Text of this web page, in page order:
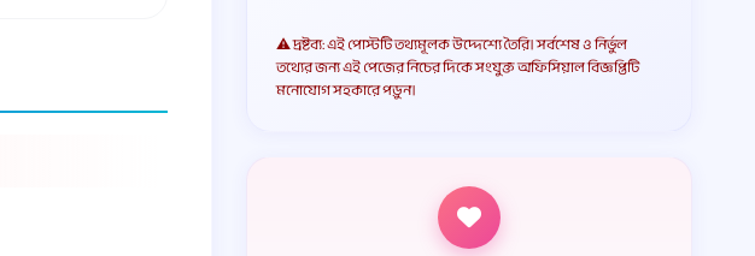
⚠️ দ্রষ্টব্য: এই পোস্টটি তথ্যমূলক উদ্দেশ্যে তৈরি। সর্বশেষ ও নির্ভুল
তথ্যের জন্য এই পেজের নিচের দিকে সংযুক্ত অফিসিয়াল বিজ্ঞপ্তিটি
মনোযোগ সহকারে পড়ুন।